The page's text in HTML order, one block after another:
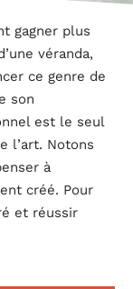
gagner plus
véranda,
ce genre de
son
est le seul
l’art. Notons
à
créé. Pour
et réussir